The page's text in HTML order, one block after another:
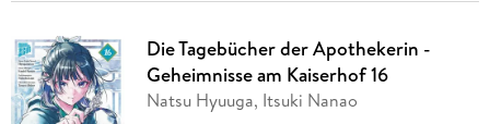
Die Tagebücher der Apothekerin -
Geheimnisse am Kaiserhof 16
Natsu Hyuuga, Itsuki Nanao